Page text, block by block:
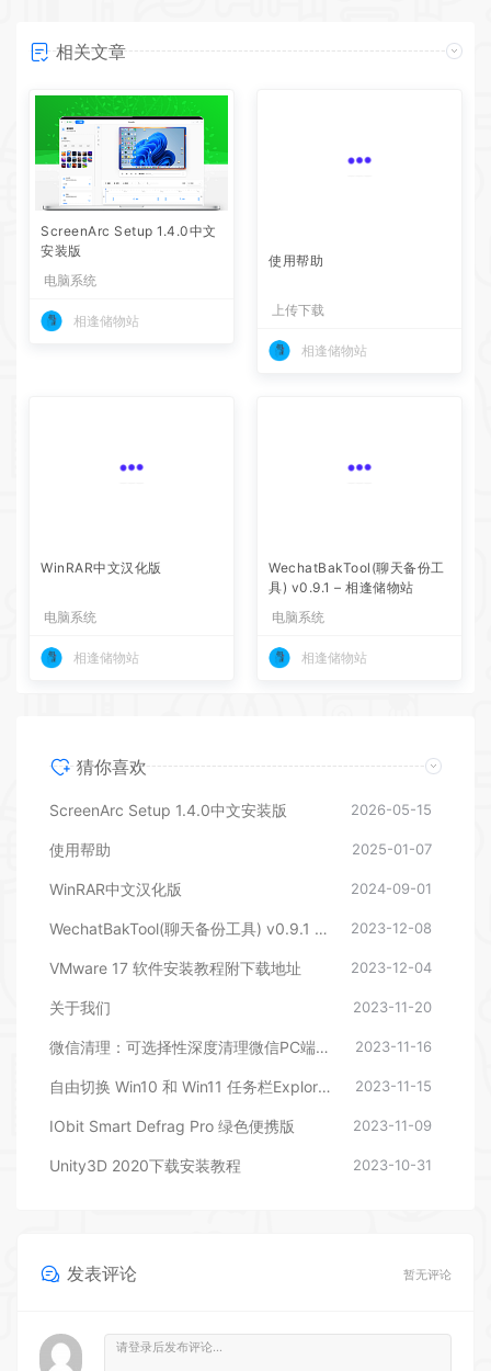
相关文章
ScreenArc Setup 1.4.0中文
安装版
电脑系统
相逢储物站 相逢储物站
相逢储物站
电脑系统
相逢储物站
ScreenArc Setup 1.4.0中文安装版 2026-05-15
使用帮助 2025-01-07
WinRAR中文汉化版 2024-09-01
2023-12-08
VMware 17 软件安装教程附下载地址 2023-12-04
关于我们 2023-11-20
2023-11-16
自由切换 Win10 和 Win11 任务栏ExplorerPatcher 2023-11-15
IObit Smart Defrag Pro 绿色便携版 2023-11-09
Unity3D 2020下载安装教程 2023-10-31